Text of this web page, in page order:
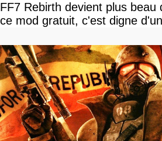
FF7 Rebirth devient plus beau
ce mod gratuit, c'est digne